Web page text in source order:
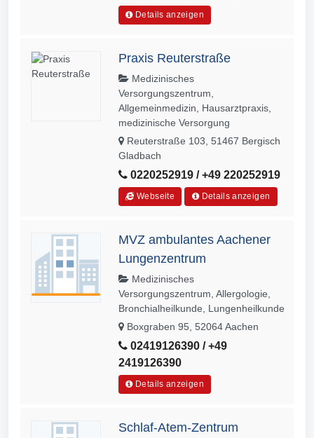
Details anzeigen
Praxis Reuterstraße
Medizinisches
Versorgungszentrum,
Allgemeinmedizin, Hausarztpraxis,
medizinische Versorgung
Reuterstraße 103, 51467 Bergisch
Gladbach
0220252919 / +49 220252919
Webseite Details anzeigen
MVZ ambulantes Aachener
Lungenzentrum
Medizinisches
Versorgungszentrum, Allergologie,
Bronchialheilkunde, Lungenheilkunde
Boxgraben 95, 52064 Aachen
02419126390 / +49
2419126390
Details anzeigen
Schlaf-Atem-Zentrum